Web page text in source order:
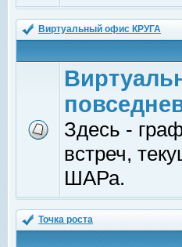
Виртуальный офис КРУГА
Здесь -
встреч,
ШАРа.
Точка роста